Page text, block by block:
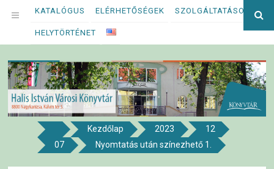
Megszakítás
OPEN
MENU
KATALÓGUS ELÉRHETŐSÉGEK SZOLGÁLTATÁSOK
HELYTÖRTÉNET
Halis István Városi Könyvtár
8800 NAGYKANIZSA, KÁLVIN TÉR 5.
Kezdőlap 2023
12
07
Nyomtatás után színezhető 1.